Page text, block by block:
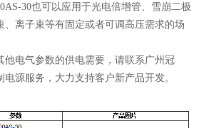
30也可以应用于光电倍增管、雪崩二极
、离子束等有固定或者可调高压需求的场
他电气参数的供电需要，请联系广州冠
源服务，大力支持客户新产品开发。